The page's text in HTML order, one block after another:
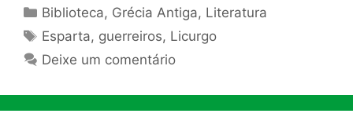
Categorias
Biblioteca, Grécia Antiga, Literatura
Tags
Esparta, guerreiros, Licurgo
Deixe um comentário